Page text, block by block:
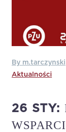
By m.tarczynski
Aktualności
26 STY: